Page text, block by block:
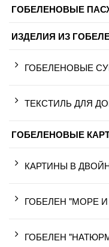
ГОБЕЛЕНОВЫЕ
ИЗДЕЛИЯ ИЗ
ГОБЕЛЕНОВЫЕ
ТЕКСТИЛЬ ДЛЯ
ГОБЕЛЕНОВЫЕ
КАРТИНЫ В
ГОБЕЛЕН "МОРЕ
ГОБЕЛЕН